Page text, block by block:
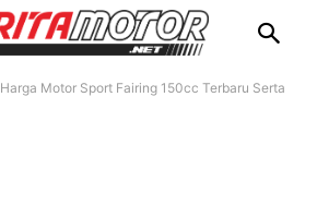
Harga Motor Sport Fairing 150cc Terbaru Serta